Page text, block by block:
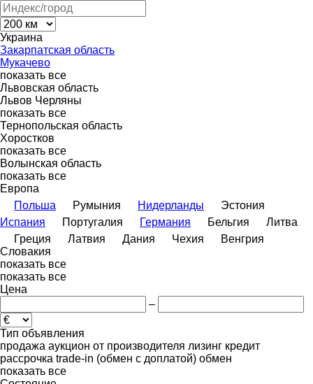
Украина
Закарпатская область
Мукачево
показать все
Львовская область
Львов Черляны
показать все
Тернопольская область
Хоростков
показать все
Волынская область
показать все
Европа
Польша
Румыния Нидерланды
Эстония
Испания
Португалия Германия Бельгия
Литва
Греция
Латвия Дания Чехия
Венгрия
Словакия
показать все
показать все
Цена
–
Тип объявления
продажа аукцион от производителя лизинг кредит
рассрочка trade-in (обмен с доплатой) обмен
показать все